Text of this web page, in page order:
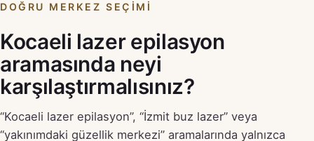
DOĞRU MERKEZ SEÇIMI
Kocaeli lazer epilasyon
aramasında neyi
karşılaştırmalısınız?
“Kocaeli lazer epilasyon”, “İzmit buz lazer” veya
“yakınımdaki güzellik merkezi” aramalarında yalnızca